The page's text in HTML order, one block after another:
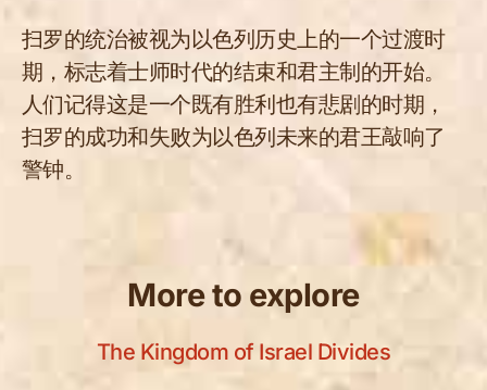
扫罗的统治被视为以色列历史上的一个过渡时
期，标志着士师时代的结束和君主制的开始。
人们记得这是一个既有胜利也有悲剧的时期，
扫罗的成功和失败为以色列未来的君王敲响了
警钟。
More to explore
The Kingdom of Israel Divides